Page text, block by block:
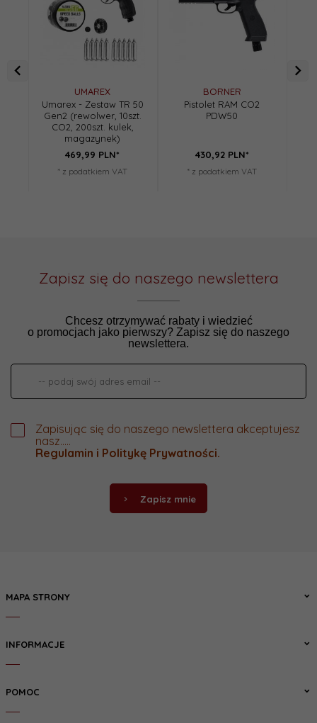
UMAREX
Umarex - Zestaw TR 50
Gen2 (rewolwer, 10szt.
CO2, 200szt. kulek,
magazynek)
469,99 PLN*
* z podatkiem VAT
BORNER
Pistolet RAM CO2
PDW50
430,92 PLN*
* z podatkiem VAT
Zapisz się do naszego newslettera
Chcesz otrzymywać rabaty i wiedzieć
o promocjach jako pierwszy? Zapisz się do naszego
newslettera.
Zapisując się do naszego newslettera akceptujesz
nasz.....
Regulamin i Politykę Prywatności.
Zapisz mnie
MAPA STRONY
INFORMACJE
POMOC